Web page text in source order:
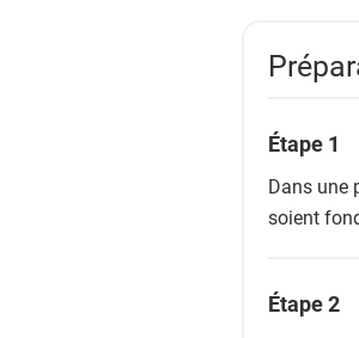
Étape 1
Dans une
soient
Étape 2